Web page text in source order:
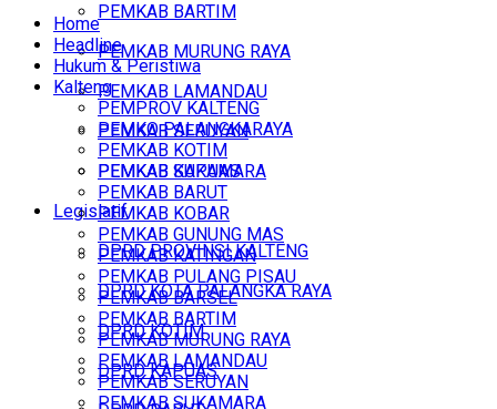
PEMKAB BARTIM
PEMKAB MURUNG RAYA
PEMKAB LAMANDAU
PEMKAB SERUYAN
PEMKAB SUKAMARA
Legislatif
DPRD PROVINSI KALTENG
DPRD KOTA PALANGKA RAYA
DPRD KOTIM
DPRD KAPUAS
Home
Headline
Hukum & Peristiwa
Kalteng
PEMPROV KALTENG
PEMKO PALANGKARAYA
PEMKAB KOTIM
PEMKAB KAPUAS
PEMKAB BARUT
PEMKAB KOBAR
PEMKAB GUNUNG MAS
PEMKAB KATINGAN
PEMKAB PULANG PISAU
PEMKAB BARSEL
PEMKAB BARTIM
PEMKAB MURUNG RAYA
PEMKAB LAMANDAU
PEMKAB SERUYAN
PEMKAB SUKAMARA